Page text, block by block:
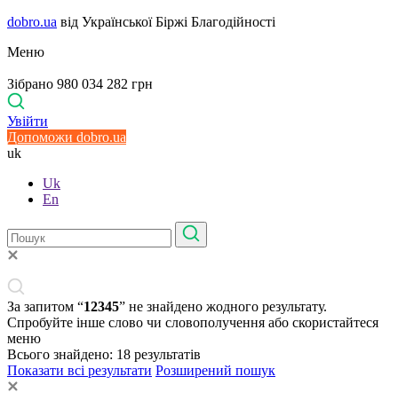
dobro.ua від Української Біржі Благодійності
Меню
Зібрано 980 034 282 грн
Увійти
Допоможи dobro.ua
uk
Uk
En
За запитом “12345” не знайдено жодного результату.
Спробуйте інше слово чи словополучення або скористайтеся
меню
Всього знайдено: 18 результатів
Показати всі результати Розширений пошук